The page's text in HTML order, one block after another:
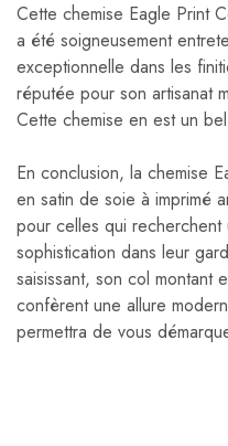
Cette chemise Eagle Print
a été soigneusement
exceptionnelle dans les
réputée pour son artisanat
Cette chemise en est un
En conclusion, la chemise
en satin de soie à imprimé
pour celles qui recherchent
sophistication dans leur
saisissant, son col montant
confèrent une allure
permettra de vous